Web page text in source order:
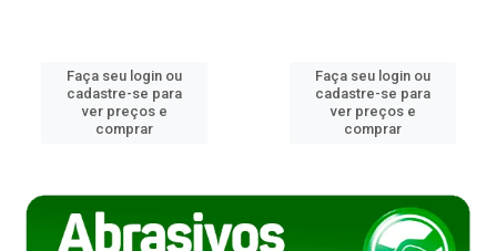
Faça seu login ou
cadastre-se para
ver preços e
comprar
Faça seu login ou
cadastre-se para
ver preços e
comprar